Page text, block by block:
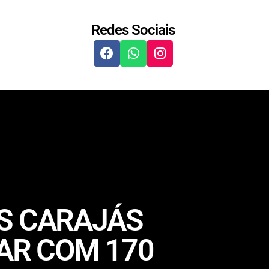
Redes Sociais
CARAJÁS
COM 170